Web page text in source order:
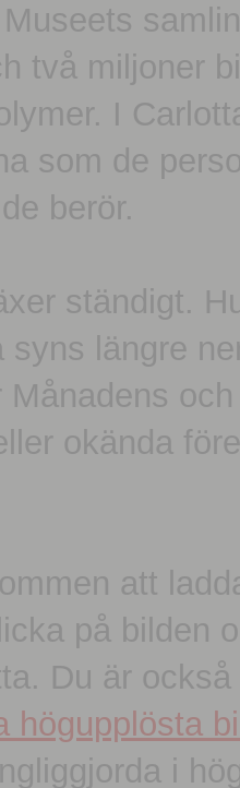
två miljoner
I
som de
berör.
ständigt.
syns längre
Månadens
okända
att
på bilden
Du är
högupplösta
i